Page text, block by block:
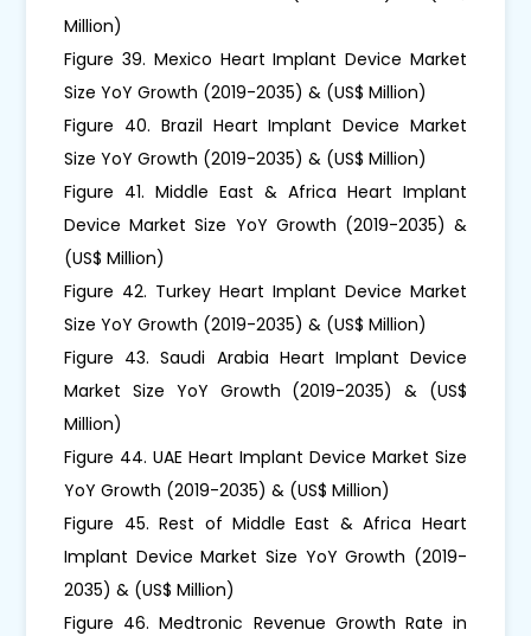
Million)
Figure 39. Mexico Heart Implant Device Market
Size YoY Growth (2019-2035) & (US$ Million)
Figure 40. Brazil Heart Implant Device Market
Size YoY Growth (2019-2035) & (US$ Million)
Figure 41. Middle East & Africa Heart Implant
Device Market Size YoY Growth (2019-2035) &
(US$ Million)
Figure 42. Turkey Heart Implant Device Market
Size YoY Growth (2019-2035) & (US$ Million)
Figure 43. Saudi Arabia Heart Implant Device
Market Size YoY Growth (2019-2035) & (US$
Million)
Figure 44. UAE Heart Implant Device Market Size
YoY Growth (2019-2035) & (US$ Million)
Figure 45. Rest of Middle East & Africa Heart
Implant Device Market Size YoY Growth (2019-
2035) & (US$ Million)
Figure 46. Medtronic Revenue Growth Rate in